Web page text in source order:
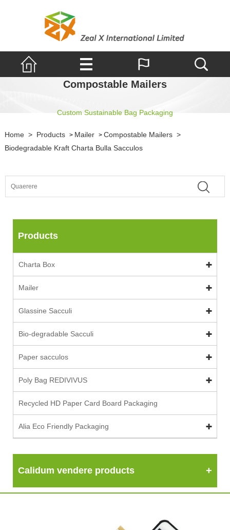
Compostable Mailers
Custom Sustainable Bag Packaging
Home > Products > Mailer > Compostable Mailers >
Biodegradable Kraft Charta Bulla Sacculos
Products
Charta Box
Mailer
Glassine Sacculi
Bio-degradable Sacculi
Paper sacculos
Poly Bag REDIVIVUS
Recycled HD Paper Card Board Packaging
Alia Eco Friendly Packaging
Calidum vendere products